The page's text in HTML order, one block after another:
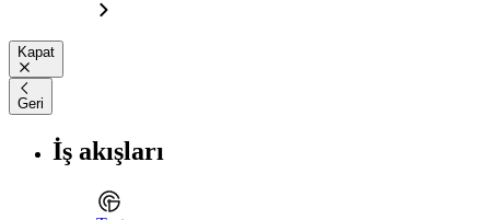
Kapat
Geri
İş akışları